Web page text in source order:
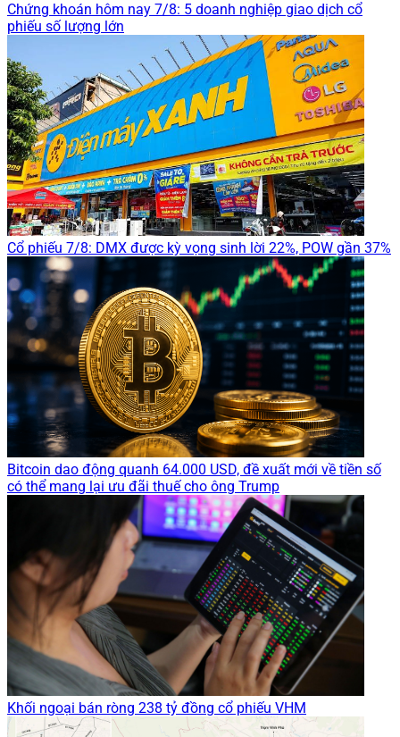
Chứng khoán hôm nay 7/8: 5 doanh nghiệp giao dịch cổ
phiếu số lượng lớn
Cổ phiếu 7/8: DMX được kỳ vọng sinh lời 22%, POW gần 37%
Bitcoin dao động quanh 64.000 USD, đề xuất mới về tiền số
có thể mang lại ưu đãi thuế cho ông Trump
Khối ngoại bán ròng 238 tỷ đồng cổ phiếu VHM